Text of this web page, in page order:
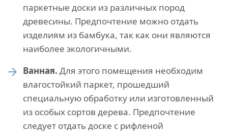
паркетные доски из различных пород
древесины. Предпочтение можно отдать
изделиям из бамбука, так как они являются
наиболее экологичными.
Ванная. Для этого помещения необходим
влагостойкий паркет, прошедший
специальную обработку или изготовленный
из особых сортов дерева. Предпочтение
следует отдать доске с рифленой